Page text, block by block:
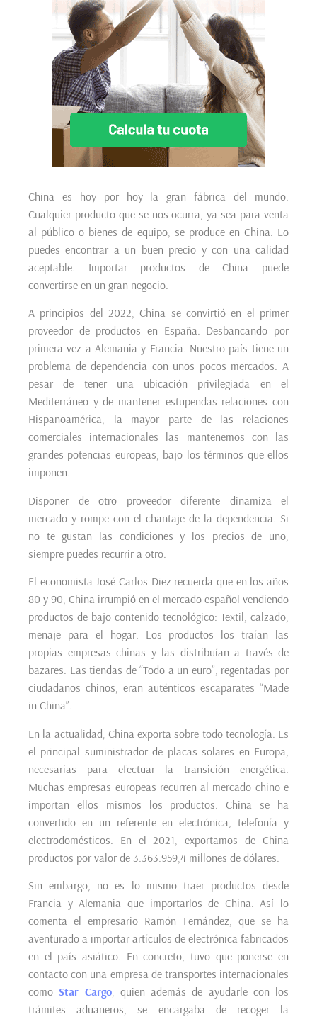
China es hoy por hoy la gran fábrica del mundo.
Cualquier producto que se nos ocurra, ya sea para venta
al público o bienes de equipo, se produce en China. Lo
puedes encontrar a un buen precio y con una calidad
aceptable. Importar productos de China puede
convertirse en un gran negocio.
A principios del 2022, China se convirtió en el primer
proveedor de productos en España. Desbancando por
primera vez a Alemania y Francia. Nuestro país tiene un
problema de dependencia con unos pocos mercados. A
pesar de tener una ubicación privilegiada en el
Mediterráneo y de mantener estupendas relaciones con
Hispanoamérica, la mayor parte de las relaciones
comerciales internacionales las mantenemos con las
grandes potencias europeas, bajo los términos que ellos
imponen.
Disponer de otro proveedor diferente dinamiza el
mercado y rompe con el chantaje de la dependencia. Si
no te gustan las condiciones y los precios de uno,
siempre puedes recurrir a otro.
El economista José Carlos Diez recuerda que en los años
80 y 90, China irrumpió en el mercado español vendiendo
productos de bajo contenido tecnológico: Textil, calzado,
menaje para el hogar. Los productos los traían las
propias empresas chinas y las distribuían a través de
bazares. Las tiendas de “Todo a un euro”, regentadas por
ciudadanos chinos, eran auténticos escaparates “Made
in China”.
En la actualidad, China exporta sobre todo tecnología. Es
el principal suministrador de placas solares en Europa,
necesarias para efectuar la transición energética.
Muchas empresas europeas recurren al mercado chino e
importan ellos mismos los productos. China se ha
convertido en un referente en electrónica, telefonía y
electrodomésticos. En el 2021, exportamos de China
productos por valor de 3.363.959,4 millones de dólares.
Sin embargo, no es lo mismo traer productos desde
Francia y Alemania que importarlos de China. Así lo
comenta el empresario Ramón Fernández, que se ha
aventurado a importar artículos de electrónica fabricados
en el país asiático. En concreto, tuvo que ponerse en
contacto con una empresa de transportes internacionales
comoStar Cargo, quien además de ayudarle con los
trámites aduaneros, se encargaba de recoger la